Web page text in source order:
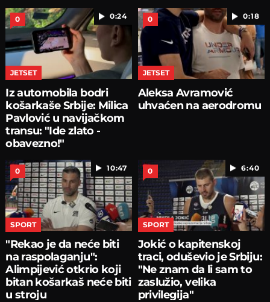
0:24
0
JETSET
Iz automobila bodri
košarkaše Srbije: Milica
Pavlović u navijačkom
transu: "Ide zlato -
obavezno!"
0:18
0
JETSET
Aleksa Avramović
uhvaćen na aerodromu
10:47
0
SPORT
"Rekao je da neće biti
na raspolaganju":
Alimpijević otkrio koji
bitan košarkaš neće biti
u stroju
6:40
0
SPORT
Jokić o kapitenskoj
traci, oduševio je Srbiju:
"Ne znam da li sam to
zaslužio, velika
privilegija"